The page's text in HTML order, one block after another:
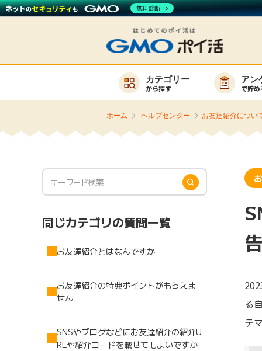
お知らせ
カテゴリー
から探す
アン
で貯め
ホーム ヘルプセンター お友達紹介につい
キーワー
楽天サービス一覧
同じカテゴリの質問一覧
お友達紹介とはなんですか
お友達紹介の特典ポイントがもらえま
せん
SNSやブログなどにお友達紹介の紹介U
RLや紹介コードを載せてもよいですか
る
テ
無料診断